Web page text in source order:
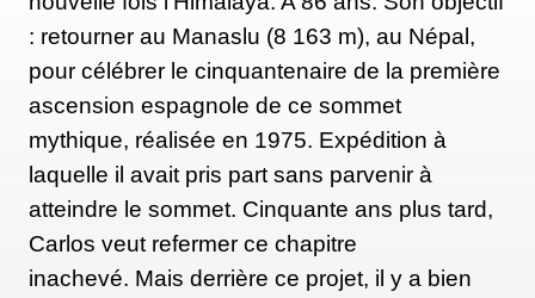
: retourner au Manaslu (8 163 m), au Népal,
pour célébrer le cinquantenaire de la première
ascension espagnole de ce sommet
mythique, réalisée en 1975. Expédition à
laquelle il avait pris part sans parvenir à
atteindre le sommet. Cinquante ans plus tard,
Carlos veut refermer ce chapitre
inachevé. Mais derrière ce projet, il y a bien